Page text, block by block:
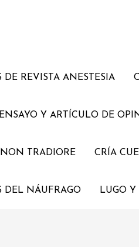
DE REVISTA ANESTESIA
ENSAYO Y ARTÍCULO DE
NON TRADIORE CRÍA
DEL NÁUFRAGO LUGO Y